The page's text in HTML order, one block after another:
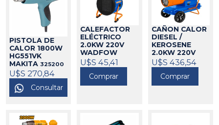
PISTOLA DE
CALOR 1800W
HG551VK
MAKITA 325200
U$S 270,84
Consultar
CALEFACTOR
ELÉCTRICO
2.0KW 220V
WADFOW
252010
U$S 45,41
Comprar
CAÑON CALOR
DIESEL /
KEROSENE
2.0KW 220V
WADFOW
252015
U$S 436,54
Comprar